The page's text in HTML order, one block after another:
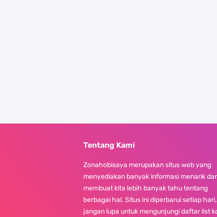
Tentang Kami
Zonahobisaya merupakan situs web yang
menyediakan banyak informasi menarik
membuat kita lebih banyak tahu tentang
berbagai hal. Situs ini diperbarui setiap
jangan lupa untuk mengunjungi daftar list